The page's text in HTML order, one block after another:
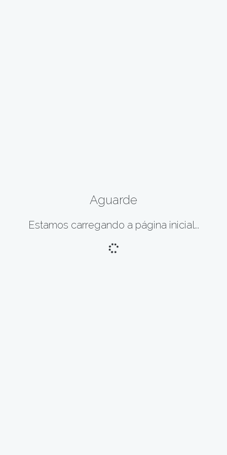
Aguarde
Estamos carregando a página inicial...